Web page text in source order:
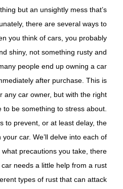
but an unsightly mess that’s
there are several ways to
you think of cars, you probably
shiny, not something rusty and
people end up owning a car
after purchase. This is
any car owner, but with the right
to be something to stress about.
to prevent, or at least delay, the
car. We’ll delve into each of
precautions you take, there
needs a little help from a rust
types of rust that can attack